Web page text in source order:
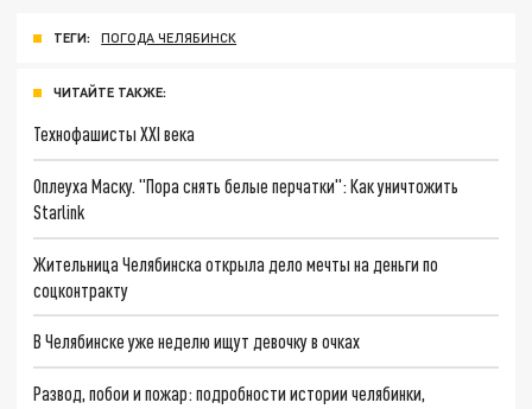
ТЕГИ: ПОГОДА ЧЕЛЯБИНСК
ЧИТАЙТЕ ТАКЖЕ:
Технофашисты XXI века
Оплеуха Маску. "Пора снять белые перчатки": Как уничтожить
Starlink
Жительница Челябинска открыла дело мечты на деньги по
соцконтракту
В Челябинске уже неделю ищут девочку в очках
Развод, побои и пожар: подробности истории челябинки,